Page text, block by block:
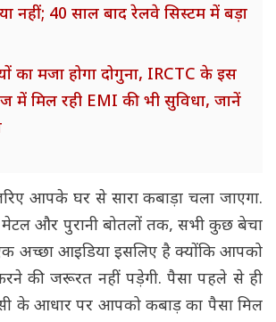
या नहीं; 40 साल बाद रेलवे सिस्टम में बड़ा
का मजा होगा दोगुना, IRCTC के इस
में मिल रही EMI की भी सुविधा, जानें
आपके घर से सारा कबाड़ा चला जाएगा.
और पुरानी बोतलों तक, सभी कुछ बेचा
अच्छा आइडिया इसलिए है क्योंकि आपको
की जरूरत नहीं पड़ेगी. पैसा पहले से ही
के आधार पर आपको कबाड़ का पैसा मिल